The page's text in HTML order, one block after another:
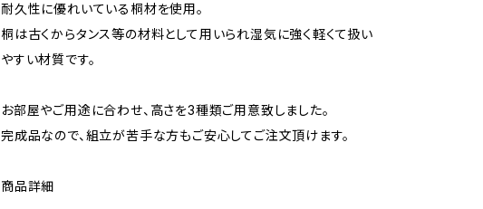
耐久性に優れいている桐材を使用。
桐は古くからタンス等の材料として用いられ湿気に強く軽くて扱い
やすい材質です。
お部屋やご用途に合わせ、高さを3種類ご用意致しました。
完成品なので、組立が苦手な方もご安心してご注文頂けます。
商品詳細